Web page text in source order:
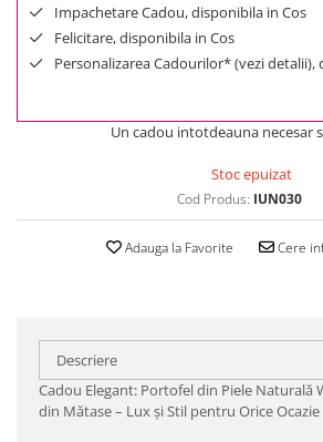
Impachetare Cadou, disponibila in Cos
Felicitare, disponibila in Cos
Personalizarea Cadourilor* (vezi detalii),
Un cadou intotdeauna necesar
Stoc epuizat
Cod Produs: IUN030
Adauga la Favorite Cere
Descriere
Cadou Elegant: Portofel din Piele Naturală
din Mătase – Lux și Stil pentru Orice Ocazie